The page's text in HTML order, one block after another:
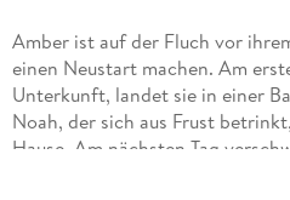
Erwachsen wie für ältere Kinder
Egal ob Ägypter oder Griechen-
Amber ist auf der Fluch vor
einen Neustart machen. Am
Unterkunft, landet sie in einer
Noah, der sich aus Frust
Hause. Am nächsten Tag